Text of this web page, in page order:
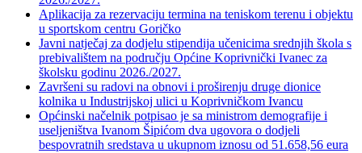
Aplikacija za rezervaciju termina na teniskom terenu i objektu
u sportskom centru Goričko
Javni natječaj za dodjelu stipendija učenicima srednjih škola s
prebivalištem na području Općine Koprivnički Ivanec za
školsku godinu 2026./2027.
Završeni su radovi na obnovi i proširenju druge dionice
kolnika u Industrijskoj ulici u Koprivničkom Ivancu
Općinski načelnik potpisao je sa ministrom demografije i
useljeništva Ivanom Šipićom dva ugovora o dodjeli
bespovratnih sredstava u ukupnom iznosu od 51.658,56 eura